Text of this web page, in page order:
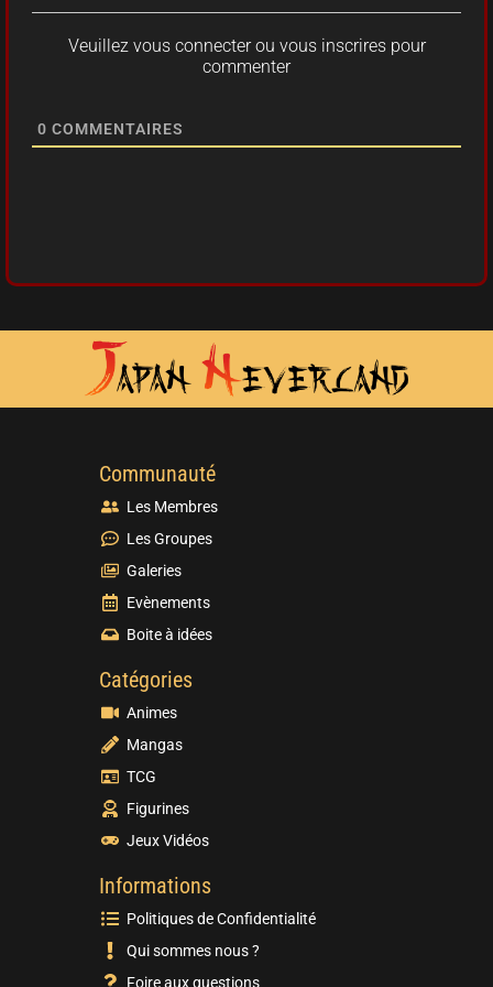
Veuillez vous connecter ou vous inscrires pour
commenter
0 COMMENTAIRES
Communauté
Les Membres
Les Groupes
Galeries
Evènements
Boite à idées
Catégories
Animes
Mangas
TCG
Figurines
Jeux Vidéos
Informations
Politiques de Confidentialité
Qui sommes nous ?
Foire aux questions